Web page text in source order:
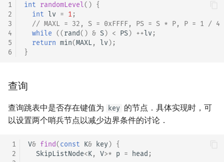
1
2
3
4
5
6
int randomLevel() {
int lv = 1 ;
// MAXL = 32, S = 0xFFFF, PS = S * P, P = 1 / 4
while ((rand() & S) < PS) ++lv;
return min(MAXL, lv);
}
查询
查询跳表中是否存在键值为 key 的节点．具体实现时，可
以设置两个哨兵节点以减少边界条件的讨论．
1
2
V& find(const K& key) {
SkipListNode<K, V>* p = head ;